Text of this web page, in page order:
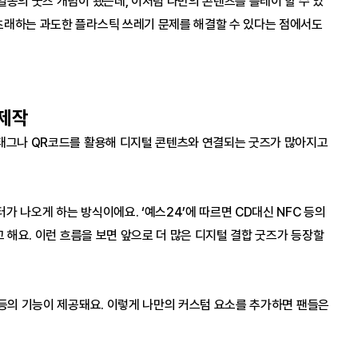
하는 과도한 플라스틱 쓰레기 문제를 해결할 수 있다는 점에서도
작
나 QR코드를 활용해 디지털 콘텐츠와 연결되는 굿즈가 많아지고
나오게 하는 방식이에요. ‘예스24’에 따르면 CD대신 NFC 등의
요. 이런 흐름을 보면 앞으로 더 많은 디지털 결합 굿즈가 등장할
기능이 제공돼요. 이렇게 나만의 커스텀 요소를 추가하면 팬들은